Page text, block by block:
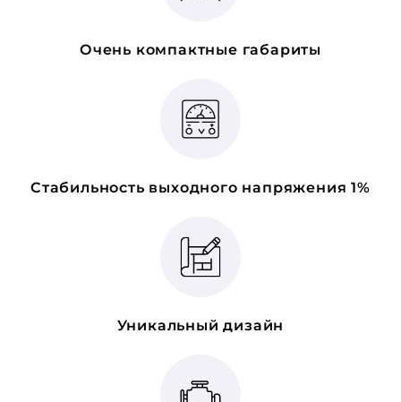
Очень компактные габариты
Стабильность выходного напряжения 1%
Уникальный дизайн